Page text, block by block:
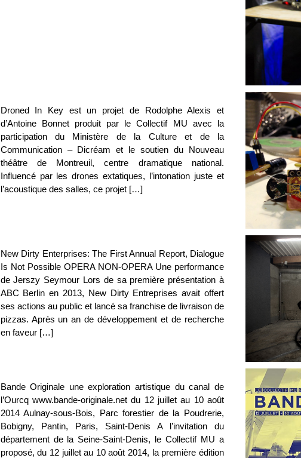
Droned In Key est un projet de Rodolphe Alexis et
d’Antoine Bonnet produit par le Collectif MU avec la
participation du Ministère de la Culture et de la
Communication – Dicréam et le soutien du Nouveau
théâtre de Montreuil, centre dramatique national.
Influencé par les drones extatiques, l’intonation juste et
l’acoustique des salles, ce projet […]
New Dirty Enterprises: The First Annual Report, Dialogue
Is Not Possible OPERA NON-OPERA Une performance
de Jerszy Seymour Lors de sa première présentation à
ABC Berlin en 2013, New Dirty Entreprises avait offert
ses actions au public et lancé sa franchise de livraison de
pizzas. Après un an de développement et de recherche
en faveur […]
Bande Originale une exploration artistique du canal de
l’Ourcq www.bande-originale.net du 12 juillet au 10 août
2014 Aulnay-sous-Bois, Parc forestier de la Poudrerie,
Bobigny, Pantin, Paris, Saint-Denis A l’invitation du
département de la Seine-Saint-Denis, le Collectif MU a
proposé, du 12 juillet au 10 août 2014, la première édition